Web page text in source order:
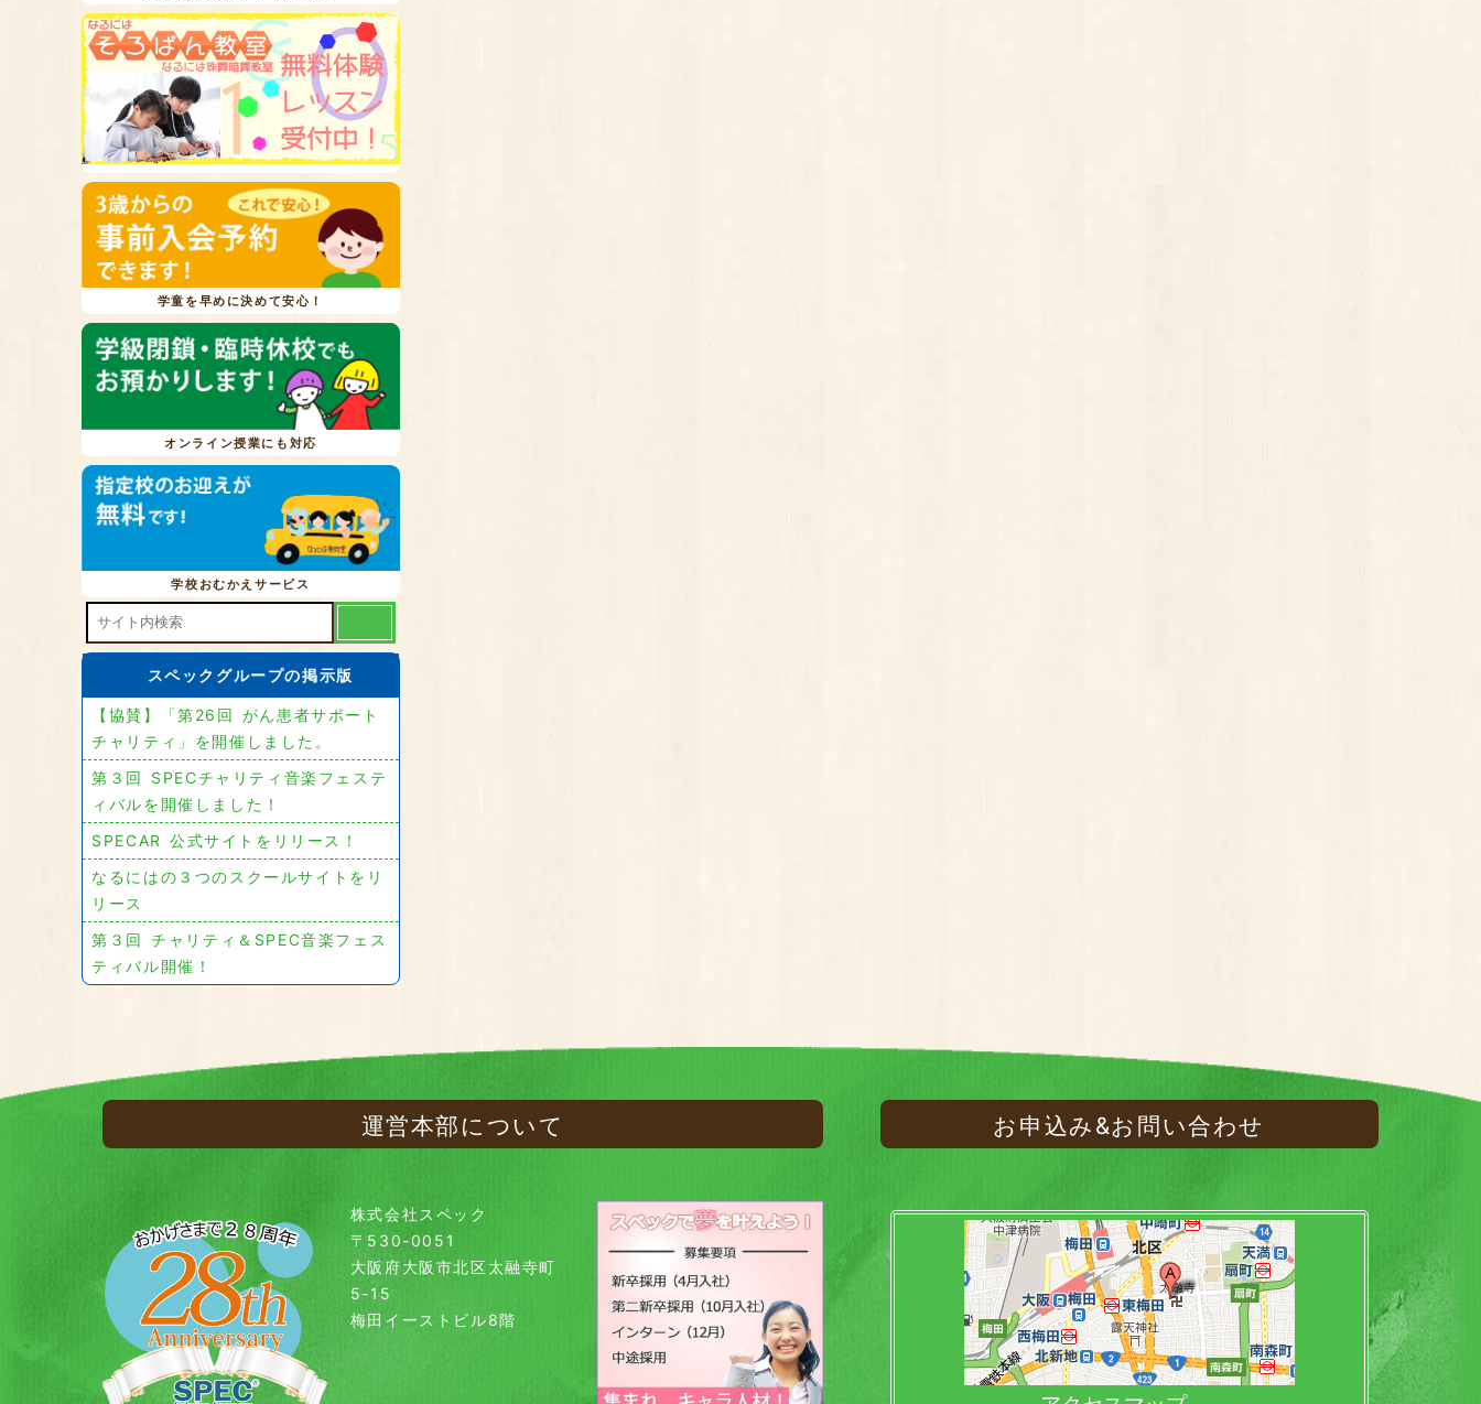
学童を早めに決めて安心！
オンライン授業にも対応
学校おむかえサービス
スペックグループの掲示版
【協賛】「第26回 がん患者サポート
チャリティ」を開催しました。
第３回 SPECチャリティ音楽フェステ
ィバルを開催しました！
SPECAR 公式サイトをリリース！
なるにはの３つのスクールサイトをリ
リース
第３回 チャリティ＆SPEC音楽フェス
ティバル開催！
運営本部について
株式会社スペック
〒530-0051
大阪府大阪市北区太融寺町
5-15
梅田イーストビル8階
お申込み&お問い合わせ